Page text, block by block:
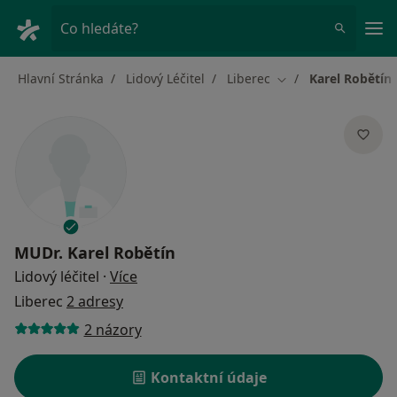
Co hledáte?
Hlavní Stránka Lidový Léčitel Liberec Změna města
Karel Robětín
MUDr. Karel Robětín
Lidový léčitel · Více
Liberec 2 adresy
2 názory
Kontaktní údaje